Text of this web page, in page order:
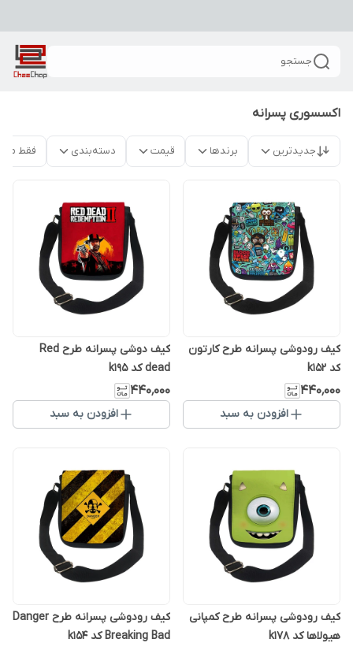
جستجو
اکسسوری پسرانه
جدیدترین برندها قیمت دسته‌بندی فقط
کیف رودوشی پسرانه طرح کارتون
کد k152
۴۴۰٬۰۰۰
افزودن به سبد
کیف دوشی پسرانه طرح Red
dead کد k195
۴۴۰٬۰۰۰
افزودن به سبد
کیف رودوشی پسرانه طرح کمپانی
هیولاها کد k178
کیف رودوشی پسرانه طرح Danger
Breaking Bad کد k154